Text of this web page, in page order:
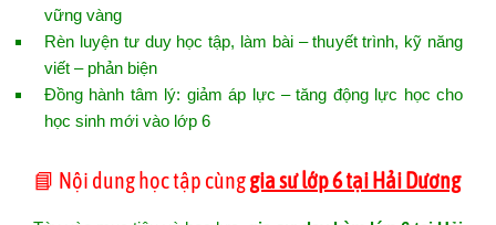
vững vàng
Rèn luyện tư duy học tập, làm bài – thuyết trình, kỹ năng
viết – phản biện
Đồng hành tâm lý: giảm áp lực – tăng động lực học cho
học sinh mới vào lớp 6
📘 Nội dung học tập cùnggia sư lớp 6 tại Hải Dương